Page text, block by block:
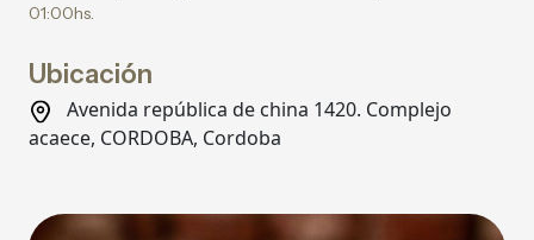
01:00hs.
Ubicación
Avenida república de china 1420. Complejo
acaece, CORDOBA, Cordoba